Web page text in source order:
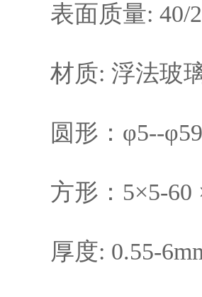
表面质量: 40/
材质: 浮法玻
圆形：φ5--
方形：5×5-60
厚度: 0.55-